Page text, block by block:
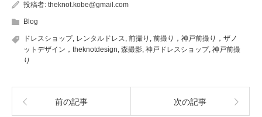
投稿者: theknot.kobe@gmail.com
Blog
ドレスショップ, レンタルドレス, 前撮り , 前撮り，神戸前撮り，ザノ
ットデザイン，theknotdesign, 森撮影, 神戸ドレスショップ, 神戸前撮
り
前の記事 次の記事